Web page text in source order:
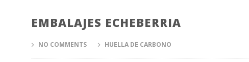
EMBALAJES ECHEBERRIA
NO COMMENTS HUELLA DE CARBONO